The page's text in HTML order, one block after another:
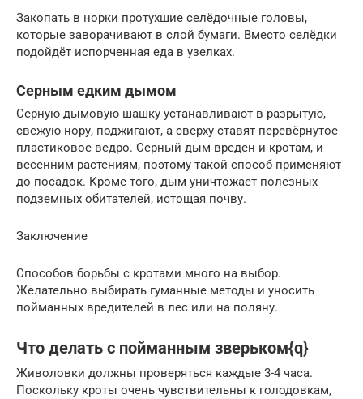
Закопать в норки протухшие селёдочные головы,
которые заворачивают в слой бумаги. Вместо селёдки
подойдёт испорченная еда в узелках.
Серным едким дымом
Серную дымовую шашку устанавливают в разрытую,
свежую нору, поджигают, а сверху ставят перевёрнутое
пластиковое ведро. Серный дым вреден и кротам, и
весенним растениям, поэтому такой способ применяют
до посадок. Кроме того, дым уничтожает полезных
подземных обитателей, истощая почву.
Заключение
Способов борьбы с кротами много на выбор.
Желательно выбирать гуманные методы и уносить
пойманных вредителей в лес или на поляну.
Что делать с пойманным зверьком{q}
Живоловки должны проверяться каждые 3-4 часа.
Поскольку кроты очень чувствительны к голодовкам,